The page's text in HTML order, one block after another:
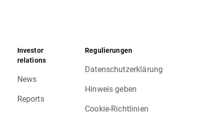
Investor
relations
News
Reports
Regulierungen
Datenschutzerklärung
Hinweis geben
Cookie-Richtlinien